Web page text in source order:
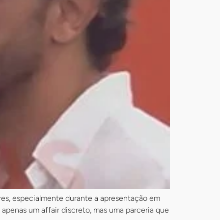
especialmente durante a apresentação em
um affair discreto, mas uma parceria que